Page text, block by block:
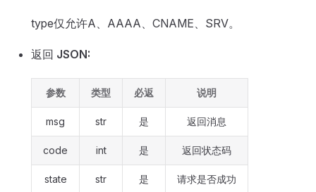
type仅允许A、AAAA、CNAME、SRV。
返回 JSON:
参数 类型 必返 说明
msg str 是 返回消息
code int 是 返回状态码
state str 是 请求是否成功